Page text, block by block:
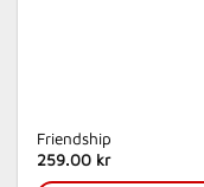
Friendship
259.00 kr